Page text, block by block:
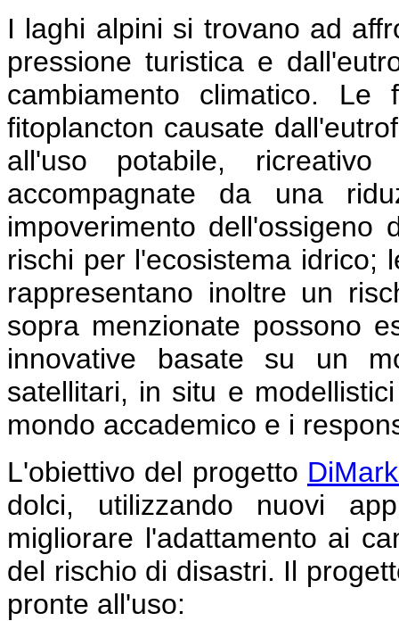
I laghi alpini si trovano ad
pressione turistica e
cambiamento climatico.
fitoplancton causate
all'uso potabile,
accompagnate da una
impoverimento dell'ossigeno
rischi per l'ecosistema idrico;
rappresentano inoltre un
sopra menzionate possono
innovative basate su un
satellitari, in situ e
mondo accademico e i
L'obiettivo del progetto
dolci, utilizzando nuovi
migliorare l'adattamento ai
del rischio di disastri. Il
pronte all'uso: